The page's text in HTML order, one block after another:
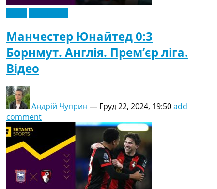
Манчестер Юнайтед 0:3
Борнмут. Англія. Прем’єр ліга.
Відео
Андрій Чуприн — Груд 22, 2024, 19:50add
comment